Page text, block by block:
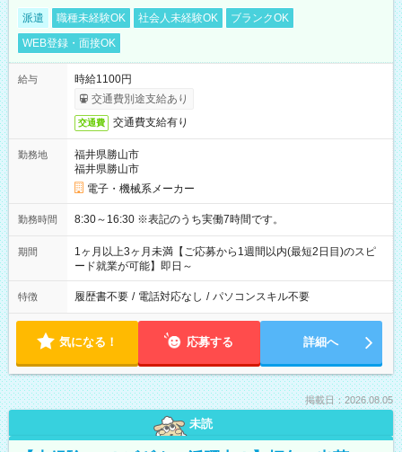
派遣 職種未経験OK 社会人未経験OK
ブランクOK
WEB登録・面接OK
給与
時給1100円
交通費別途支給あり
交通費 交通費支給有り
勤務地
福井県勝山市
福井県勝山市
電子・機械系メーカー
勤務時間 8:30～16:30 ※表記のうち実働7時間です。
期間
1ヶ月以上3ヶ月未満【ご応募から1週間以内(最短2日目)のスピ
ード就業が可能】即日～
特徴 履歴書不要 / 電話対応なし / パソコンスキル不要
気になる！ 応募する 詳細へ
掲載日：2026.08.05
未読